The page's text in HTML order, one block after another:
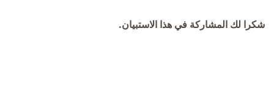
شكرا لك المشاركة في هذا الاستبيان.